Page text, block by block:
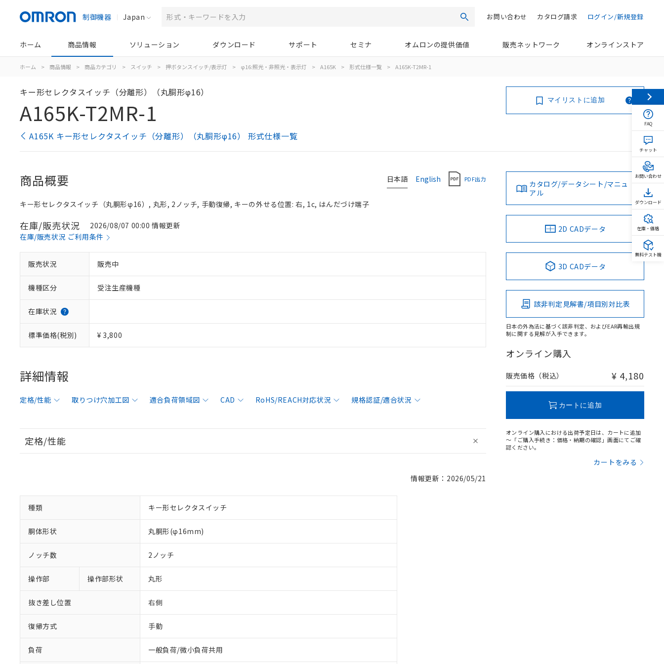
制御機器 Japan 検索 ログイン/新規登録
カタログ請求
お問い合わせ
ホーム 商品情報 ソリューション ダウンロード サポート セミナ オムロンの提供価値 販売ネットワーク オンラインストア
ホーム > 商品情報 > 商品カテゴリ > スイッチ > 押ボタンスイッチ/表示灯 > φ16:照光・非照光・表示灯 > A165K > 形式仕様一覧 > A165K-T2MR-1
キー形セレクタスイッチ（分離形）（丸胴形φ16）
A165K-T2MR-1
A165K キー形セレクタスイッチ（分離形）（丸胴形φ16） 形式仕様一覧
マイリストに追加
日本語 English PDF出力
商品概要
キー形セレクタスイッチ（丸胴形φ16）, 丸形, 2ノッチ, 手動復帰, キーの外せる位置: 右, 1c, はんだづけ端子
在庫/販売状況
2026/08/07 00:00 情報更新
在庫/販売状況 ご利用条件
販売状況 販売中
機種区分 受注生産機種
在庫状況
標準価格(税別) ¥ 3,800
詳細情報
定格/性能 取りつけ穴加工図 適合負荷領域図 CAD RoHS/REACH対応状況 規格認証/適合状況
定格/性能
情報更新：2026/05/21
種類 キー形セレクタスイッチ
胴体形状 丸胴形(φ16mm)
ノッチ数 2ノッチ
操作部 操作部形状 丸形
抜き差し位置 右側
復帰方式 手動
負荷 一般負荷/微小負荷共用
カタログ/データシート/マニュ
アル
2D CADデータ
3D CADデータ
該非判定見解書/項目別対比表
日本の外為法に基づく該非判定、およびEAR再輸出規
制に関する見解が入手できます。
オンライン購入
販売価格（税込） ¥ 4,180
カートに追加
オンライン購入における出荷予定日は、カートに追加
～「ご購入手続き：価格・納期の確認」画面にてご確
認ください。
カートをみる
FAQ
チャット
お問い合わせ
ダウンロード
在庫・価格
無料テスト機